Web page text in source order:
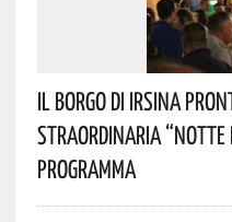
Il Borgo Di Irsina
Straordinaria “Notte
Programma